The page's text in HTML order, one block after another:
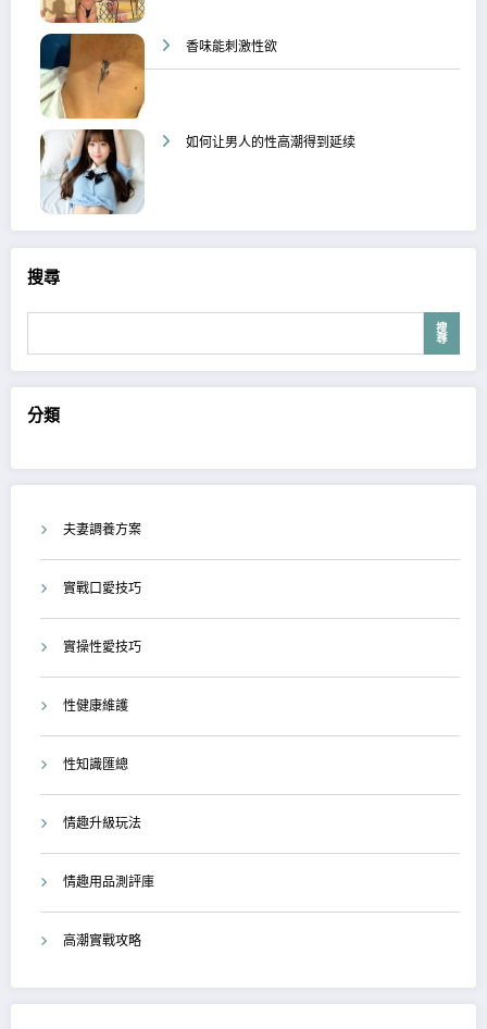
香味能刺激性欲
如何让男人的性高潮得到延续
搜尋
搜
尋
分類
夫妻調養方案
實戰口愛技巧
實操性愛技巧
性健康維護
性知識匯總
情趣升級玩法
情趣用品測評庫
高潮實戰攻略